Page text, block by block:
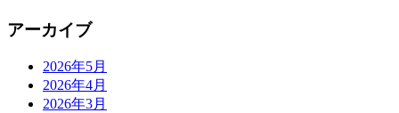
アーカイブ
2026年5月
2026年4月
2026年3月